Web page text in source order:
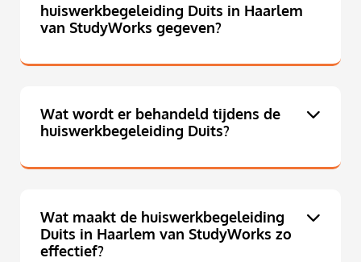
huiswerkbegeleiding Duits in Haarlem
van StudyWorks gegeven?
Wat wordt er behandeld tijdens de
huiswerkbegeleiding Duits?
Wat maakt de huiswerkbegeleiding
Duits in Haarlem van StudyWorks zo
effectief?